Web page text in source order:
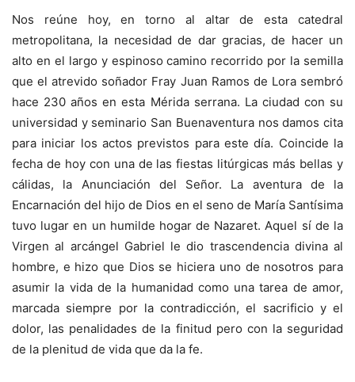
Nos reúne hoy, en torno al altar de esta catedral
metropolitana, la necesidad de dar gracias, de hacer un
alto en el largo y espinoso camino recorrido por la semilla
que el atrevido soñador Fray Juan Ramos de Lora sembró
hace 230 años en esta Mérida serrana. La ciudad con su
universidad y seminario San Buenaventura nos damos cita
para iniciar los actos previstos para este día. Coincide la
fecha de hoy con una de las fiestas litúrgicas más bellas y
cálidas, la Anunciación del Señor. La aventura de la
Encarnación del hijo de Dios en el seno de María Santísima
tuvo lugar en un humilde hogar de Nazaret. Aquel sí de la
Virgen al arcángel Gabriel le dio trascendencia divina al
hombre, e hizo que Dios se hiciera uno de nosotros para
asumir la vida de la humanidad como una tarea de amor,
marcada siempre por la contradicción, el sacrificio y el
dolor, las penalidades de la finitud pero con la seguridad
de la plenitud de vida que da la fe.